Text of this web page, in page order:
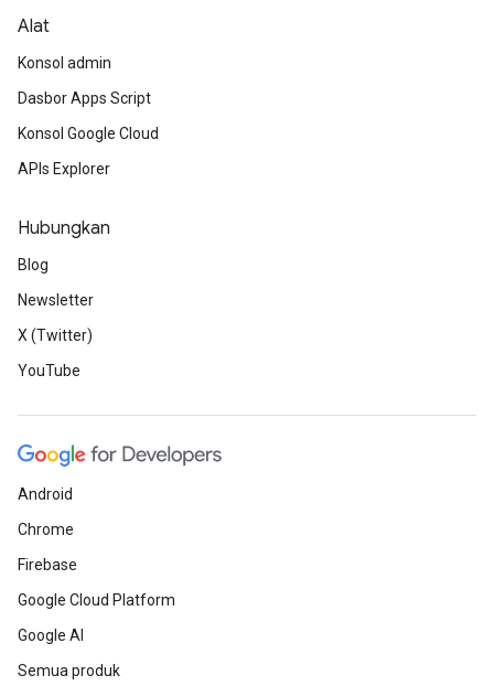
Alat
Konsol admin
Dasbor Apps Script
Konsol Google Cloud
APIs Explorer
Hubungkan
Blog
Newsletter
X (Twitter)
YouTube
Android
Chrome
Firebase
Google Cloud Platform
Google AI
Semua produk